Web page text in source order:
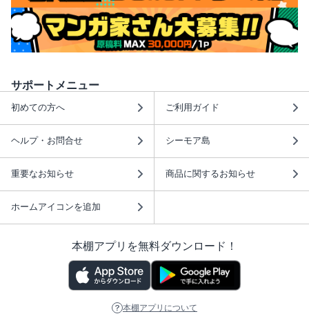
サポートメニュー
初めての方へ ご利用ガイド
ヘルプ・お問合せ シーモア島
重要なお知らせ 商品に関するお知らせ
ホームアイコンを追加
本棚アプリを無料ダウンロード！
本棚アプリについて